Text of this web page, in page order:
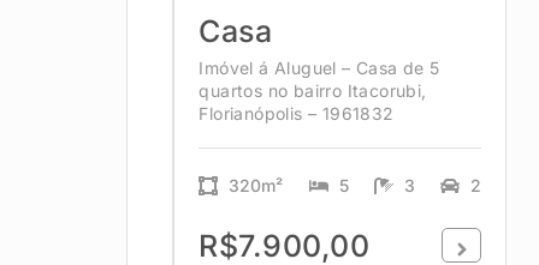
Casa
Imóvel á Aluguel – Casa de 5
quartos no bairro Itacorubi,
Florianópolis – 1961832
320m² 5 3 2
R$7.900,00